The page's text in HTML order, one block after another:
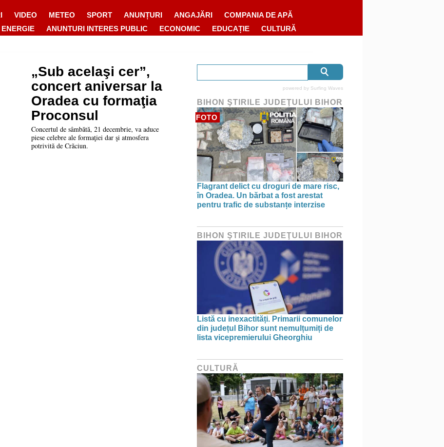
VIDEO METEO SPORT ANUNȚURI ANGAJĂRI
COMPANIA DE APĂ
ANUNTURI INTERES PUBLIC ECONOMIC EDUCAȚIE CULTURĂ
„Sub acelaşi cer”,
concert aniversar la
Oradea cu formaţia
Proconsul
Concertul de sâmbătă, 21 decembrie, va aduce
piese celebre ale formaţiei dar şi atmosfera
potrivită de Crăciun.
powered by Surfing Waves
BIHON ŞTIRILE JUDEŢULUI BIHOR
FOTO
Flagrant delict cu droguri de mare risc,
în Oradea. Un bărbat a fost arestat
pentru trafic de substanțe interzise
BIHON ŞTIRILE JUDEŢULUI BIHOR
Listă cu inexactități. Primarii comunelor
din județul Bihor sunt nemulțumiți de
lista vicepremierului Gheorghiu
CULTURĂ